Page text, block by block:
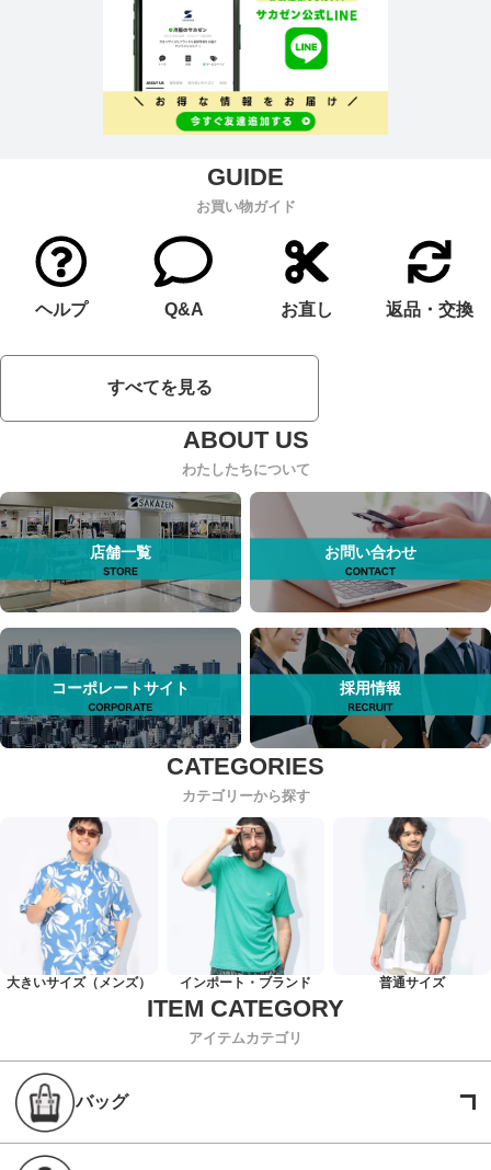
お買い物ガイド
ヘルプ Q&A お直し 返品・交換
すべてを見る
わたしたちについて
店舗一覧 お問い合わせ
コーポレートサイト 採用情報
カテゴリーから探す
大きいサイズ（メンズ） インポート・ブランド 普通サイズ
アイテムカテゴリ
バッグ